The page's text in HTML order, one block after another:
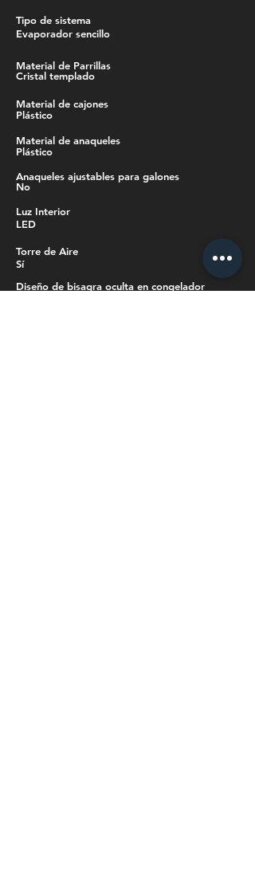
Tipo de sistema
Evaporador sencillo
Material de Parrillas
Cristal templado
Material de cajones
Plástico
Material de anaqueles
Plástico
Anaqueles ajustables para galones
No
Luz Interior
LED
Torre de Aire
Sí
Diseño de bisagra oculta en congelador